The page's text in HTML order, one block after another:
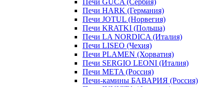
Печи GUCA (Сербия)
Печи HARK (Германия)
Печи JOTUL (Норвегия)
Печи KRATKI (Польша)
Печи LA NORDICA (Италия)
Печи LISEO (Чехия)
Печи PLAMEN (Хорватия)
Печи SERGIO LEONI (Италия)
Печи META (Россия)
Печи-камины БАВАРИЯ (Россия)